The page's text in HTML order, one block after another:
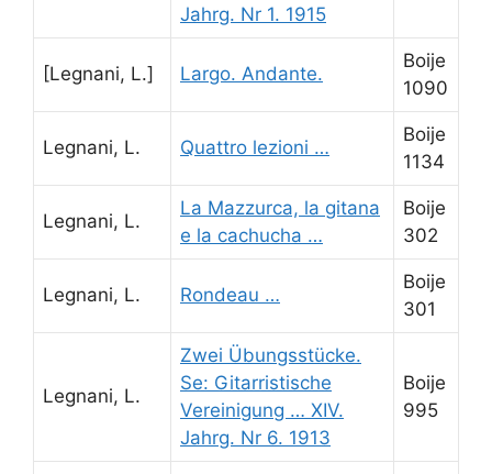
Jahrg. Nr 1. 1915
[Legnani, L.] Largo. Andante.
Boije
1090
Legnani, L. Quattro lezioni …
Boije
1134
Legnani, L.
La Mazzurca, la gitana
e la cachucha …
Boije
302
Legnani, L. Rondeau …
Boije
301
Legnani, L.
Zwei Übungsstücke.
Se: Gitarristische
Vereinigung … XIV.
Jahrg. Nr 6. 1913
Boije
995